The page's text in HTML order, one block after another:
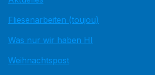
Fliesenarbeiten (toujou)
Was nur wir haben HI
Weihnachtspost